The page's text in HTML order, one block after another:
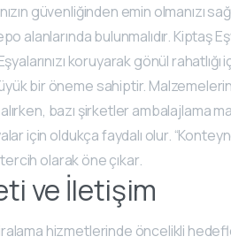
güvenliğinden emin olmanızı
alanlarında bulunmalıdır. Kiptaş
koruyarak gönül rahatlığı
bir öneme sahiptir.
bazı şirketler ambalajlama
için oldukça faydalı olur.
tercih olarak öne çıkar.
ve İletişim
hizmetlerinde öncelikli